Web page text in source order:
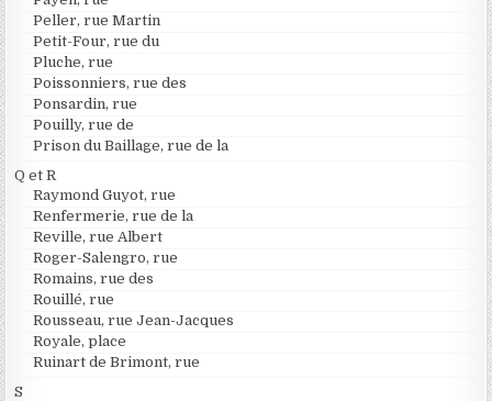
Peller, rue Martin
Petit-Four, rue du
Pluche, rue
Poissonniers, rue des
Ponsardin, rue
Pouilly, rue de
Prison du Baillage, rue de la
Q et R
Raymond Guyot, rue
Renfermerie, rue de la
Reville, rue Albert
Roger-Salengro, rue
Romains, rue des
Rouillé, rue
Rousseau, rue Jean-Jacques
Royale, place
Ruinart de Brimont, rue
S